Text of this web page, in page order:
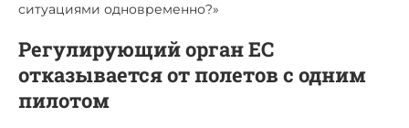
ситуациями одновременно?»
Регулирующий орган ЕС
отказывается от полетов с одним
пилотом